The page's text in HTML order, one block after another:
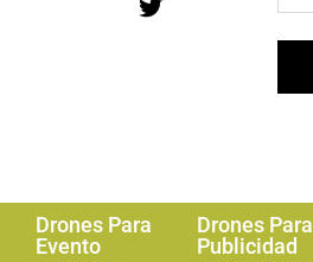
Drones Para
Evento
Drones Para
Publicidad